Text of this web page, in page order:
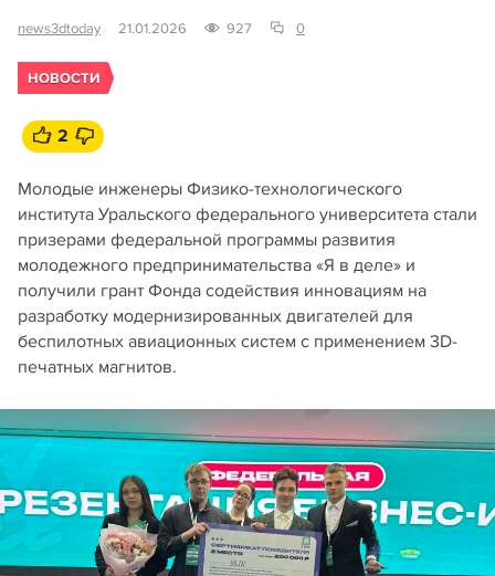
news3dtoday 21.01.2026 927 0
НОВОСТИ
2
Молодые инженеры Физико-технологического
института Уральского федерального университета стали
призерами федеральной программы развития
молодежного предпринимательства «Я в деле» и
получили грант Фонда содействия инновациям на
разработку модернизированных двигателей для
беспилотных авиационных систем с применением 3D-
печатных магнитов.